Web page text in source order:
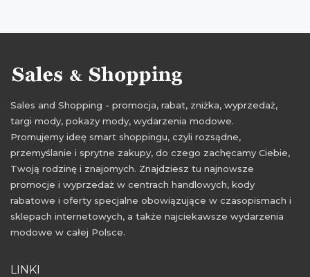
Sales and Shopping - promocja, rabat, zniżka, wyprzedaż,
targi mody, pokazy mody, wydarzenia modowe.
Promujemy ideę smart shoppingu, czyli rozsądne,
przemyślanie i sprytne zakupy, do czego zachęcamy Ciebie,
Twoją rodzinę i znajomych. Znajdziesz tu najnowsze
promocje i wyprzedaż w centrach handlowych, kody
rabatowe i oferty specjalne obowiązujące w czasopismach i
sklepach internetowych, a także najciekawsze wydarzenia
modowe w całej Polsce.
LINKI